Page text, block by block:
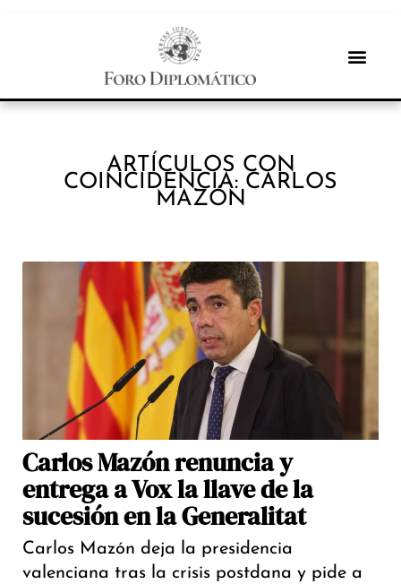
ARTÍCULOS CON
COINCIDENCIA: CARLOS
MAZÓN
Carlos Mazón renuncia y
entrega a Vox la llave de la
sucesión en la Generalitat
Carlos Mazón deja la presidencia
valenciana tras la crisis postdana y pide a